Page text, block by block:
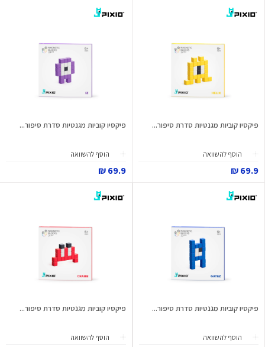
פיקסיו קוביות מגנטיות סדרת סיפור...
הוסף להשוואה
69.9 ₪
פיקסיו קוביות מגנטיות סדרת סיפור...
הוסף להשוואה
69.9 ₪
פיקסיו קוביות מגנטיות סדרת סיפור...
הוסף להשוואה
פיקסיו קוביות מגנטיות סדרת סיפור...
הוסף להשוואה